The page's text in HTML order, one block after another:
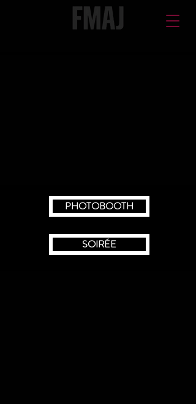
PHOTOBOOTH
SOIRÉE